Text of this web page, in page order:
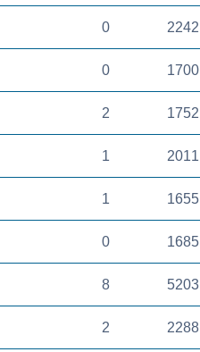
0 2242
0 1700
2 1752
1 2011
1 1655
0 1685
8 5203
2 2288